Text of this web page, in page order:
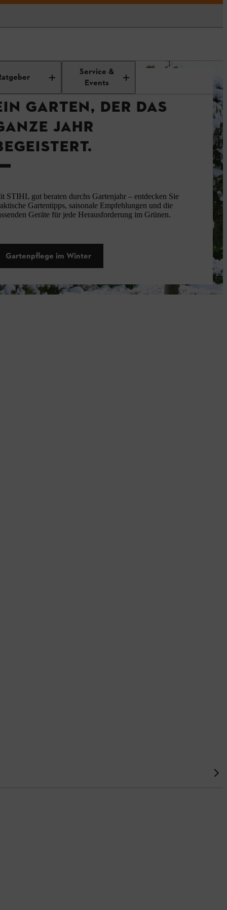
Service &
Events
GARTEN, DER DAS
JAHR
STIHL gut beraten durchs Gartenjahr – entdecken Sie
Gartentipps, saisonale Empfehlungen und die
Geräte für jede Herausforderung im Grünen.
Gartenpflege im Winter